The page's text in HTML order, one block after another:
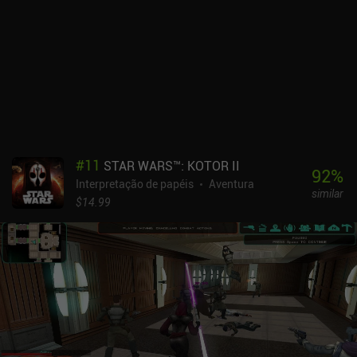
RPG é um jogo premium de US$ 2,99 com skins puramente
cosméticos que aqueles que desejam apoiar o desenvolvedor
independente solo podem comprar por meio de iAPs. Apesar do
fã de RPGs em 3D.
#11 STAR WARS™: KOTOR II
Interpretação de papéis
Aventura
$14.99
92%
similar